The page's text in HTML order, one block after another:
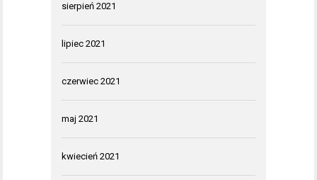
sierpień 2021
lipiec 2021
czerwiec 2021
maj 2021
kwiecień 2021